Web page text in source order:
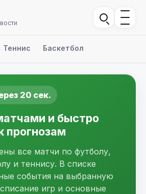
Теннис Баскетбол
20 сек.
и быстро
прогнозам
все матчи по футболу,
и теннису. В списке
события на выбранную
игр и основные